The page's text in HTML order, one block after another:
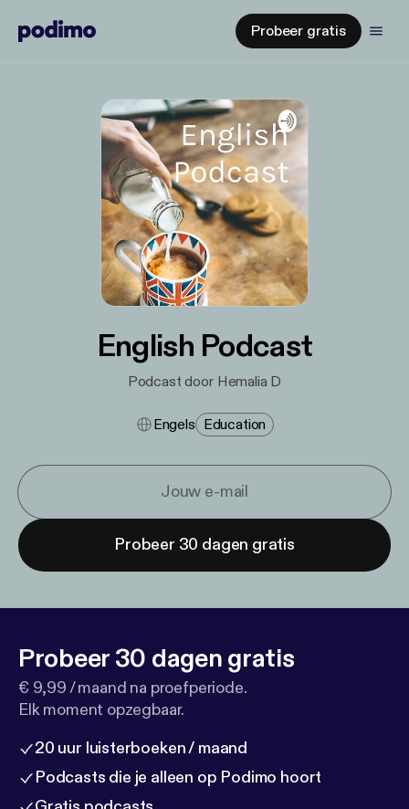
Probeer gratis
English Podcast
Podcast door Hemalia D
Engels Education
Probeer 30 dagen gratis
Probeer 30 dagen gratis
€ 9,99 / maand na proefperiode.
Elk moment opzegbaar.
20 uur luisterboeken / maand
Podcasts die je alleen op Podimo hoort